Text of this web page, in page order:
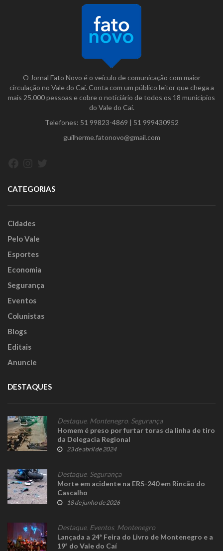
O Jornal Fato Novo é o veículo de comunicação com maior
circulação no Vale do Caí. Conta com um público leitor que chega a
mais 25.000 pessoas e cobre o noticiário de todos os 18 municípios
do Vale do Caí.
Telefones: 51 99823-4869 | 51 999430952
guilherme.fatonovo@gmail.com
CATEGORIAS
Cidades
Pelo Vale
Esportes
Economia
Segurança
Eventos
Colunistas
Blogs
Editais
Anuncie
DESTAQUES
Destaque, Montenegro Segurança
Homem é preso por furtar toras da linha de tiro
da Delegacia Regional
23 de abril de 2024
Destaque, Segurança
Morte em acidente na ERS-240 em Rincão do
Cascalho
18 de junho de 2026
Destaque, Eventos, Montenegro
Lançada a 24ª Feira do Livro de Montenegro e a
19ª do Vale do Caí